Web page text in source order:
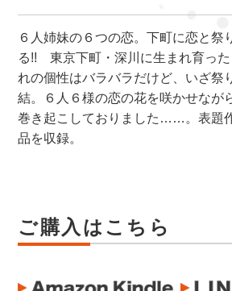
６人姉妹の６つの恋。下町に恋と祭
る!! 東京下町・深川に生まれ育っ
れの個性はバラバラだけど、いざ祭
結。６人６様の恋の花を咲かせなが
巻き起こしておりました……。表題
品を収録。
ご購入はこちら